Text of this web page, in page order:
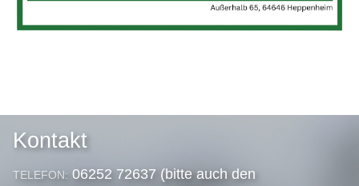
Kontakt
TELEFON: 06252 72637 (bitte auch den